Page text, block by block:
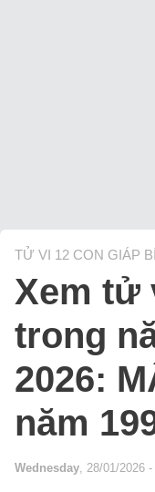
TỬ VI 12 CON GIÁP
Xem tử
trong
2026:
năm
Wednesday, 28/01/2026